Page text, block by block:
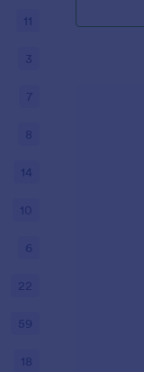
11
3
7
8
14
10
6
22
59
18